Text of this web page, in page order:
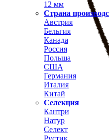
12 мм
Страна
Австрия
Бельгия
Канада
Россия
Польша
США
Германия
Италия
Китай
Селекция
Кантри
Натур
Селект
Рустик